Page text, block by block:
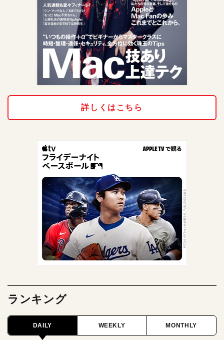
詳しくはこちら
ランキング
DAILY WEEKLY MONTHLY